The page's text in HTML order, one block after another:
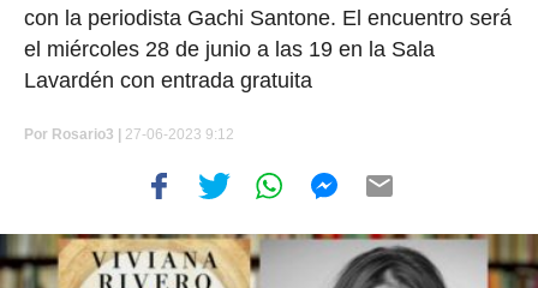
con la periodista Gachi Santone. El encuentro será
el miércoles 28 de junio a las 19 en la Sala
Lavardén con entrada gratuita
Por Rosario3 | 27-06-2023 9:12